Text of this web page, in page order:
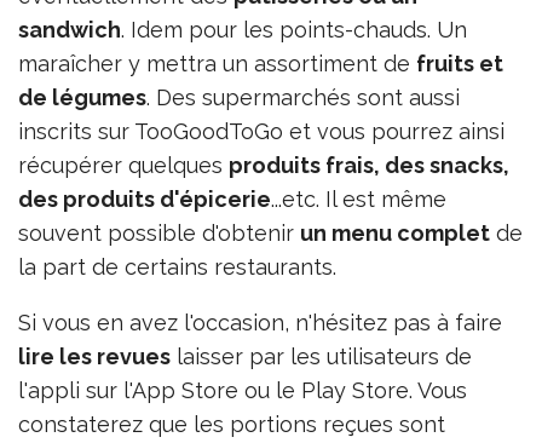
sandwich. Idem pour les points-chauds. Un
maraîcher y mettra un assortiment de fruits et
de légumes. Des supermarchés sont aussi
inscrits sur TooGoodToGo et vous pourrez ainsi
récupérer quelques produits frais, des snacks,
des produits d'épicerie...etc. Il est même
souvent possible d'obtenir un menu complet de
la part de certains restaurants.
Si vous en avez l'occasion, n'hésitez pas à faire
lire les revues laisser par les utilisateurs de
l'appli sur l'App Store ou le Play Store. Vous
constaterez que les portions reçues sont